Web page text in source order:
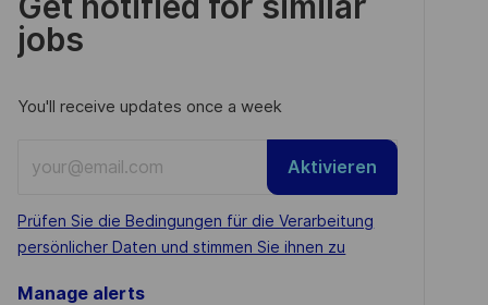
jobs
You'll receive updates once a week
Email
address
(Required)
Required
Prüfen Sie die Bedingungen für die Verarbeitung
persönlicher Daten und stimmen Sie ihnen zu
Aktivieren
Manage alerts